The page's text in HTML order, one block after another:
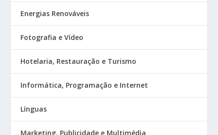
Energias Renováveis
Fotografia e Vídeo
Hotelaria, Restauração e Turismo
Informática, Programação e Internet
Línguas
Marketing, Publicidade e Multimédia